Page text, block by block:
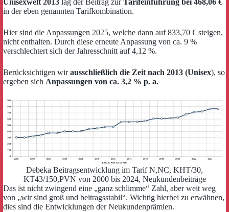
in der eben genannten Tarifkombination.
Hier sind die Anpassungen 2025, welche dann auf 833,70 € steigen,
nicht enthalten. Durch diese erneute Anpassung von ca. 9 %
verschlechtert sich der Jahresschnitt auf 4,12 %.
Berücksichtigen wirausschließlich die Zeit nach 2013 (Unisex), so
ergeben sich Anpassungen von ca. 3,2 % p. a.
Debeka Beitragsentwicklung im Tarif N,NC, KHT/30,
KT43/150,PVN von 2000 bis 2024, Neukundenbeiträge
Das ist nicht zwingend eine „ganz schlimme“ Zahl, aber weit weg
von „wir sind groß und beitragsstabil“. Wichtig hierbei zu erwähnen,
dies sind die Entwicklungen der Neukundenprämien.